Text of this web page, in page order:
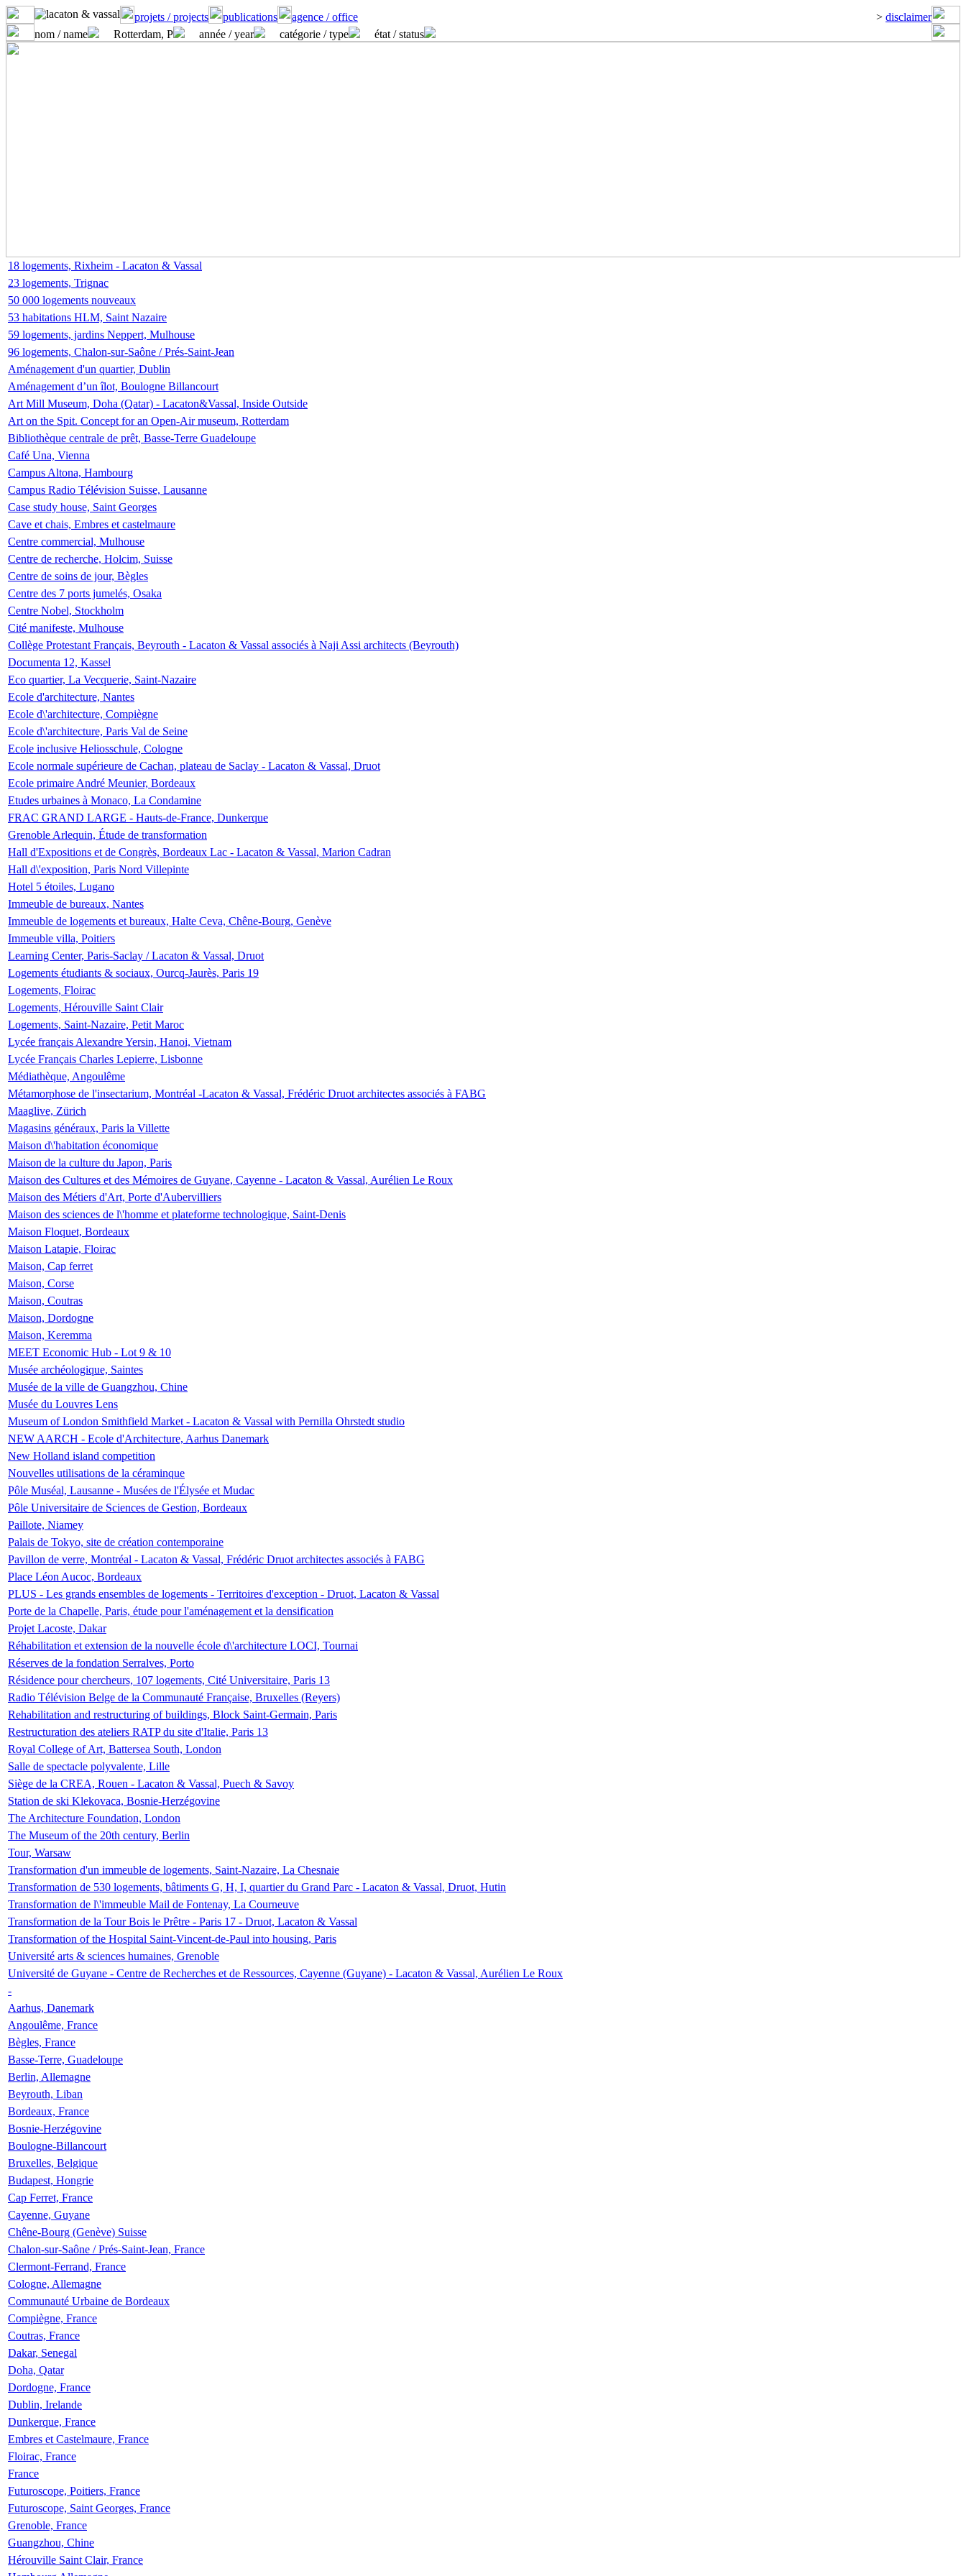
projets / projects publications agence / office > disclaimer
nom / name
Rotterdam, P année / year catégorie / type état / status
18 logements, Rixheim - Lacaton & Vassal
23 logements, Trignac
50 000 logements nouveaux
53 habitations HLM, Saint Nazaire
59 logements, jardins Neppert, Mulhouse
96 logements, Chalon-sur-Saône / Prés-Saint-Jean
Aménagement d'un quartier, Dublin
Aménagement d’un îlot, Boulogne Billancourt
Art Mill Museum, Doha (Qatar) - Lacaton&Vassal, Inside Outside
Art on the Spit. Concept for an Open-Air museum, Rotterdam
Bibliothèque centrale de prêt, Basse-Terre Guadeloupe
Café Una, Vienna
Campus Altona, Hambourg
Campus Radio Télévision Suisse, Lausanne
Case study house, Saint Georges
Cave et chais, Embres et castelmaure
Centre commercial, Mulhouse
Centre de recherche, Holcim, Suisse
Centre de soins de jour, Bègles
Centre des 7 ports jumelés, Osaka
Centre Nobel, Stockholm
Cité manifeste, Mulhouse
Collège Protestant Français, Beyrouth - Lacaton & Vassal associés à Naji Assi architects (Beyrouth)
Documenta 12, Kassel
Eco quartier, La Vecquerie, Saint-Nazaire
Ecole d'architecture, Nantes
Ecole d\'architecture, Compiègne
Ecole d\'architecture, Paris Val de Seine
Ecole inclusive Heliosschule, Cologne
Ecole normale supérieure de Cachan, plateau de Saclay - Lacaton & Vassal, Druot
Ecole primaire André Meunier, Bordeaux
Etudes urbaines à Monaco, La Condamine
FRAC GRAND LARGE - Hauts-de-France, Dunkerque
Grenoble Arlequin, Étude de transformation
Hall d'Expositions et de Congrès, Bordeaux Lac - Lacaton & Vassal, Marion Cadran
Hall d\'exposition, Paris Nord Villepinte
Hotel 5 étoiles, Lugano
Immeuble de bureaux, Nantes
Immeuble de logements et bureaux, Halte Ceva, Chêne-Bourg, Genève
Immeuble villa, Poitiers
Learning Center, Paris-Saclay / Lacaton & Vassal, Druot
Logements étudiants & sociaux, Ourcq-Jaurès, Paris 19
Logements, Floirac
Logements, Hérouville Saint Clair
Logements, Saint-Nazaire, Petit Maroc
Lycée français Alexandre Yersin, Hanoi, Vietnam
Lycée Français Charles Lepierre, Lisbonne
Médiathèque, Angoulême
Métamorphose de l'insectarium, Montréal -Lacaton & Vassal, Frédéric Druot architectes associés à FABG
Maaglive, Zürich
Magasins généraux, Paris la Villette
Maison d\'habitation économique
Maison de la culture du Japon, Paris
Maison des Cultures et des Mémoires de Guyane, Cayenne - Lacaton & Vassal, Aurélien Le Roux
Maison des Métiers d'Art, Porte d'Aubervilliers
Maison des sciences de l\'homme et plateforme technologique, Saint-Denis
Maison Floquet, Bordeaux
Maison Latapie, Floirac
Maison, Cap ferret
Maison, Corse
Maison, Coutras
Maison, Dordogne
Maison, Keremma
MEET Economic Hub - Lot 9 & 10
Musée archéologique, Saintes
Musée de la ville de Guangzhou, Chine
Musée du Louvres Lens
Museum of London Smithfield Market - Lacaton & Vassal with Pernilla Ohrstedt studio
NEW AARCH - Ecole d'Architecture, Aarhus Danemark
New Holland island competition
Nouvelles utilisations de la céraminque
Pôle Muséal, Lausanne - Musées de l'Élysée et Mudac
Pôle Universitaire de Sciences de Gestion, Bordeaux
Paillote, Niamey
Palais de Tokyo, site de création contemporaine
Pavillon de verre, Montréal - Lacaton & Vassal, Frédéric Druot architectes associés à FABG
Place Léon Aucoc, Bordeaux
PLUS - Les grands ensembles de logements - Territoires d'exception - Druot, Lacaton & Vassal
Porte de la Chapelle, Paris, étude pour l'aménagement et la densification
Projet Lacoste, Dakar
Réhabilitation et extension de la nouvelle école d\'architecture LOCI, Tournai
Réserves de la fondation Serralves, Porto
Résidence pour chercheurs, 107 logements, Cité Universitaire, Paris 13
Radio Télévision Belge de la Communauté Française, Bruxelles (Reyers)
Rehabilitation and restructuring of buildings, Block Saint-Germain, Paris
Restructuration des ateliers RATP du site d'Italie, Paris 13
Royal College of Art, Battersea South, London
Salle de spectacle polyvalente, Lille
Siège de la CREA, Rouen - Lacaton & Vassal, Puech & Savoy
Station de ski Klekovaca, Bosnie-Herzégovine
The Architecture Foundation, London
The Museum of the 20th century, Berlin
Tour, Warsaw
Transformation d'un immeuble de logements, Saint-Nazaire, La Chesnaie
Transformation de 530 logements, bâtiments G, H, I, quartier du Grand Parc - Lacaton & Vassal, Druot, Hutin
Transformation de l\'immeuble Mail de Fontenay, La Courneuve
Transformation de la Tour Bois le Prêtre - Paris 17 - Druot, Lacaton & Vassal
Transformation of the Hospital Saint-Vincent-de-Paul into housing, Paris
Université arts & sciences humaines, Grenoble
Université de Guyane - Centre de Recherches et de Ressources, Cayenne (Guyane) - Lacaton & Vassal, Aurélien Le Roux
-
Aarhus, Danemark
Angoulême, France
Bègles, France
Basse-Terre, Guadeloupe
Berlin, Allemagne
Beyrouth, Liban
Bordeaux, France
Bosnie-Herzégovine
Boulogne-Billancourt
Bruxelles, Belgique
Budapest, Hongrie
Cap Ferret, France
Cayenne, Guyane
Chêne-Bourg (Genève) Suisse
Chalon-sur-Saône / Prés-Saint-Jean, France
Clermont-Ferrand, France
Cologne, Allemagne
Communauté Urbaine de Bordeaux
Compiègne, France
Coutras, France
Dakar, Senegal
Doha, Qatar
Dordogne, France
Dublin, Irelande
Dunkerque, France
Embres et Castelmaure, France
Floirac, France
France
Futuroscope, Poitiers, France
Futuroscope, Saint Georges, France
Grenoble, France
Guangzhou, Chine
Hérouville Saint Clair, France